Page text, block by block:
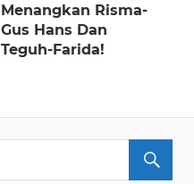
Menangkan Risma-
Gus Hans Dan
Teguh-Farida!